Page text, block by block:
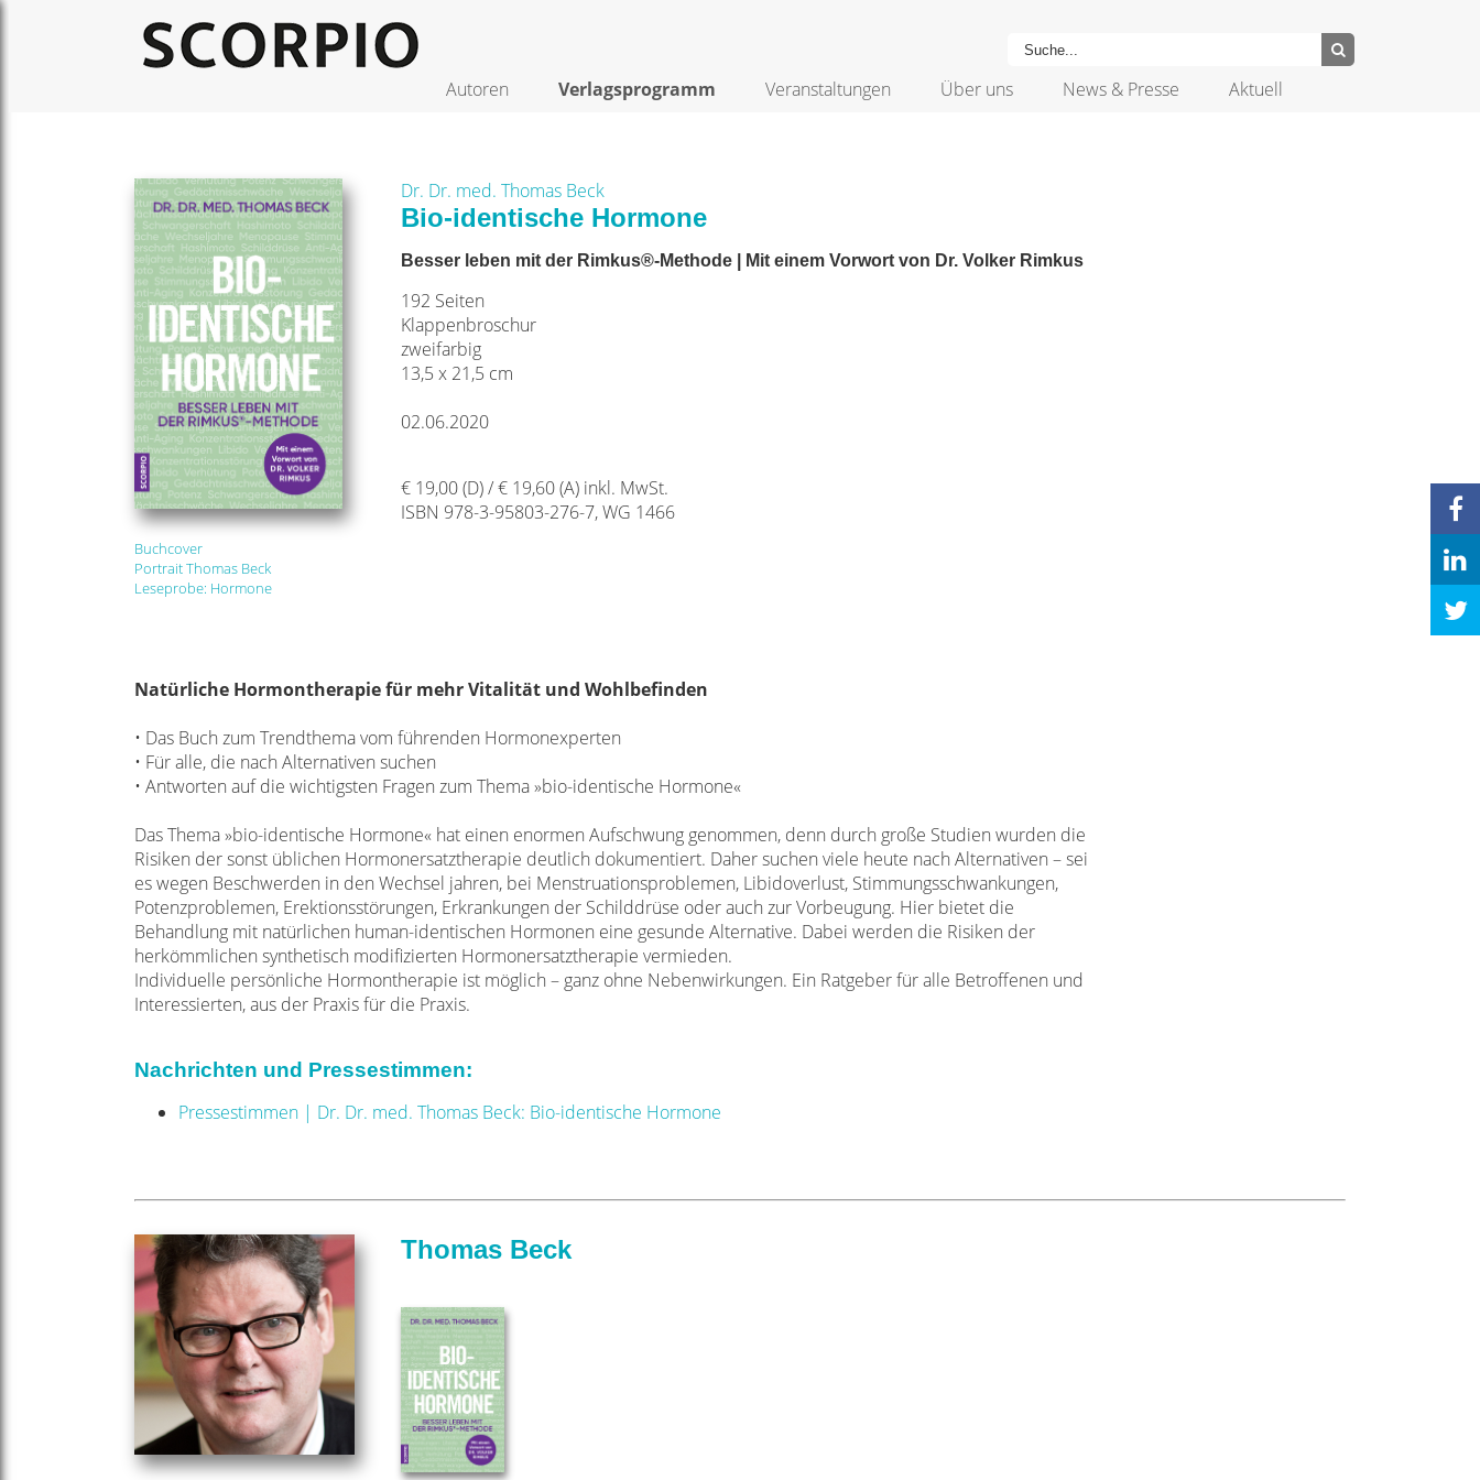
Autoren Verlagsprogramm Veranstaltungen Über uns News & Presse Aktuell
Buchcover
Portrait Thomas Beck
Leseprobe: Hormone
Dr. Dr. med. Thomas Beck
Bio-identische Hormone
Besser leben mit der Rimkus®-Methode | Mit einem Vorwort von Dr. Volker Rimkus
192 Seiten
Klappenbroschur
zweifarbig
13,5 x 21,5 cm
02.06.2020
€ 19,00 (D) / € 19,60 (A) inkl. MwSt.
ISBN 978-3-95803-276-7, WG 1466
Natürliche Hormontherapiefür mehr Vitalität und Wohlbefinden
• Das Buch zum Trendthema vom führenden Hormonexperten
• Für alle, die nach Alternativen suchen
• Antworten auf die wichtigsten Fragen zum Thema»bio-identische Hormone«
Das Thema »bio-identische Hormone« hat einen enormen Aufschwung genommen, denn durch große Studien wurden die
Risiken der sonst üblichen Hormonersatztherapie deutlich dokumentiert. Daher suchen viele heute nach Alternativen – sei
es wegen Beschwerden in den Wechsel jahren, bei Menstruationsproblemen, Libidoverlust, Stimmungsschwankungen,
Potenzproblemen, Erektionsstörungen, Erkrankungen der Schilddrüse oder auch zur Vorbeugung. Hier bietet die
Behandlung mit natürlichen human-identischen Hormonen eine gesunde Alternative. Dabei werden die Risiken der
herkömmlichen synthetisch modifizierten Hormonersatztherapie vermieden.
Individuelle persönliche Hormontherapie ist möglich – ganz ohne Nebenwirkungen. Ein Ratgeber für alle Betroffenen und
Interessierten, aus der Praxisfür die Praxis.
Nachrichten und Pressestimmen:
Pressestimmen | Dr. Dr. med. Thomas Beck: Bio-identische Hormone
Thomas Beck